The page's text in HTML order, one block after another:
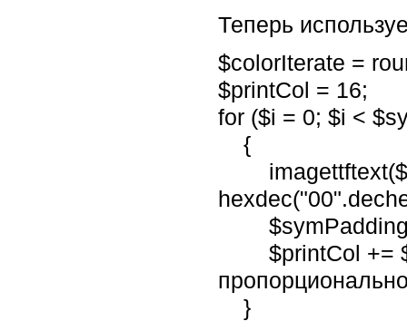
Теперь
$colorIterate =
$printCol = 16;
for ($i = 0; $i <
{
$symPadding
$printCol +=
}